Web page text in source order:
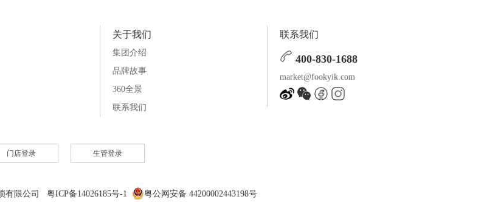
关于我们
集团介绍
品牌故事
360全景
联系我们
联系我们
400-830-1688
market@fookyik.com
门店登录 生管登录
限公司 粤ICP备14026185号-1 粤公网安备 44200002443198号